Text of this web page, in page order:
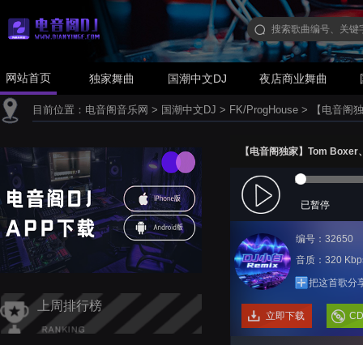
网站首页 独家舞曲 国潮中文DJ 夜店商业舞曲
目前位置： 电音阁音乐网 > 国潮中文DJ > FK/ProgHouse > 【电音阁
上周排行榜
【电音阁独家】Tom
已暂停
编号：32650
音质：320
把这首歌分
立即下载